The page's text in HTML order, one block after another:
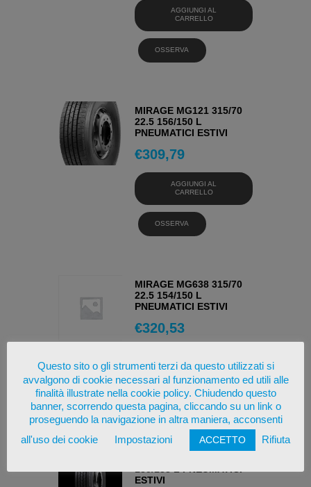
AGGIUNGI AL
CARRELLO
OSSERVA
MIRAGE MG121 315/70
22.5 156/150 L
PNEUMATICI ESTIVI
€309,79
AGGIUNGI AL
CARRELLO
OSSERVA
MIRAGE MG638 315/70
22.5 154/150 L
PNEUMATICI ESTIVI
€320,53
CARRELLO
OSSERVA
ESTIVI
Questo sito o gli strumenti terzi da questo utilizzati si
avvalgono di cookie necessari al funzionamento ed utili alle
finalità illustrate nella cookie policy. Chiudendo questo
banner, scorrendo questa pagina, cliccando su un link o
proseguendo la navigazione in altra maniera, acconsenti
all'uso dei cookie
Impostazioni ACCETTO Rifiuta